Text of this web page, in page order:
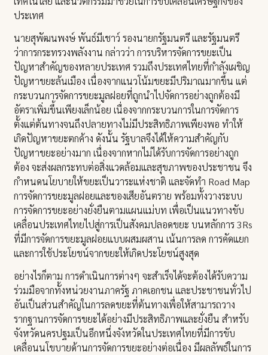
ประเทศ
นายสุพัฒนพงษ์ พันธ์มีเชาว์ รองนายกรัฐมนตรี และรัฐมนตรี
ว่าการกระทรวงพลังงาน กล่าวว่า การบริหารจัดการขยะเป็น
ปัญหาสำคัญของหลายประเทศ รวมถึงประเทศไทยที่กำลังเผชิญ
ปัญหาขยะล้นเมือง เนื่องจากแนวโน้มขยะมีปริมาณมากขึ้น แต่
กระบวนการจัดการขยะมูลฝอยที่ถูกนำไปจัดการอย่างถูกต้องมี
อัตราเพิ่มขึ้นเพียงเล็กน้อย เนื่องจากกระบวนการในการจัดการ
ตั้งแต่ต้นทางจนถึงปลายทางไม่มีประสิทธิภาพเพียงพอ ทำให้
เกิดปัญหาขยะตกค้าง ดังนั้น รัฐบาลจึงได้ให้ความสำคัญกับ
ปัญหาขยะอย่างมาก เนื่องจากหากไม่ได้รับการจัดการอย่างถูก
ต้อง จะส่งผลกระทบต่อสิ่งแวดล้อมและสุขภาพของประชาชน จึง
กำหนดนโยบายให้ขยะเป็นวาระแห่งชาติ และจัดทำ Road Map
การจัดการขยะมูลฝอยและของเสียอันตราย พร้อมทั้งวางระบบ
การจัดการขยะอย่างยั่งยืนตามแผนแม่บท เพื่อเป็นแนวทางขับ
เคลื่อนประเทศไทยไปสู่การเป็นสังคมปลอดขยะ บนหลักการ 3Rs
ที่มีการจัดการขยะมูลฝอยแบบผสมผสาน เน้นการลด การคัดแยก
และการใช้ประโยชน์จากขยะให้เกิดประโยชน์สูงสุด
อย่างไรก็ตาม การดำเนินการต่างๆ จะสำเร็จได้จะต้องได้รับความ
ร่วมมือจากทั้งหน่วยงานภาครัฐ ภาคเอกชน และประชาชนทั่วไป
อันเป็นส่วนสำคัญในการลดขยะที่ต้นทางเพื่อให้สามารถวาง
รากฐานการจัดการขยะได้อย่างมีประสิทธิภาพและยั่งยืน สำหรับ
จังหวัดนครปฐมเป็นอีกหนึ่งจังหวัดในประเทศไทยที่มีการขับ
เคลื่อนนโขบายด้านการจัดการขยะอย่างต่อเนื่อง มีผลลัพธ์ในการ